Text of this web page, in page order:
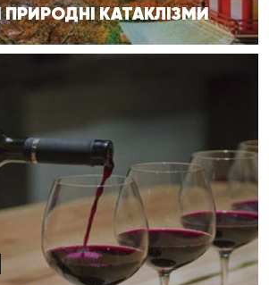
ПРИРОДНІ КАТАКЛІЗМИ